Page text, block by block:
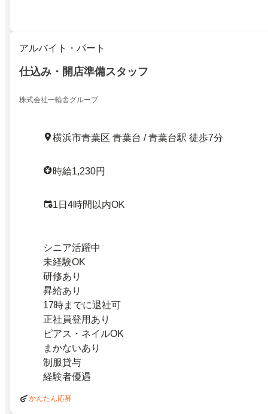
アルバイト・パート
仕込み・開店準備スタッフ
株式会社一輪舎グループ
横浜市青葉区 青葉台 / 青葉台駅 徒歩7分
時給1,230円
1日4時間以内OK
シニア活躍中
未経験OK
研修あり
昇給あり
17時までに退社可
正社員登用あり
ピアス・ネイルOK
まかないあり
制服貸与
経験者優遇
かんたん応募